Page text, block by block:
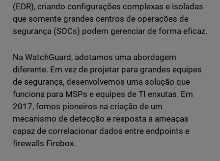
(EDR), criando configurações complexas e isoladas
que somente grandes centros de operações de
segurança (SOCs) podem gerenciar de forma eficaz.
Na WatchGuard, adotamos uma abordagem
diferente. Em vez de projetar para grandes equipes
de segurança, desenvolvemos uma solução que
funciona para MSPs e equipes de TI enxutas. Em
2017, fomos pioneiros na criação de um
mecanismo de detecção e resposta a ameaças
capaz de correlacionar dados entre endpoints e
firewalls Firebox.